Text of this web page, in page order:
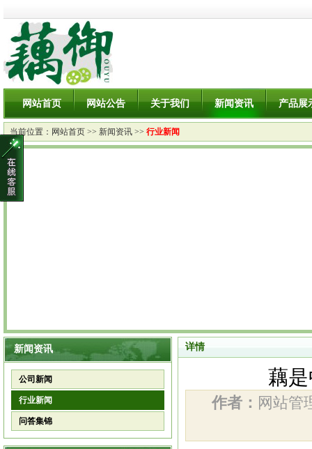
网站首页 网站公告 关于我们 新闻资讯 产品展
当前位置： 网站首页 >> 新闻资讯 >> 行业新闻
新闻资讯
公司新闻
行业新闻
问答集锦
详情
藕
作者： 网站